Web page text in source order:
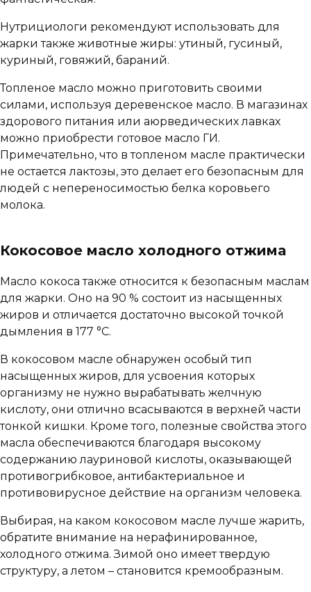
Нутрициологи рекомендуют использовать для
жарки также животные жиры: утиный, гусиный,
куриный, говяжий, бараний.
Топленое масло можно приготовить своими
силами, используя деревенское масло. В магазинах
здорового питания или аюрведических лавках
можно приобрести готовое масло ГИ.
Примечательно, что в топленом масле практически
не остается лактозы, это делает его безопасным для
людей с непереносимостью белка коровьего
молока.
Кокосовое масло холодного отжима
Масло кокоса также относится к безопасным маслам
для жарки. Оно на 90 % состоит из насыщенных
жиров и отличается достаточно высокой точкой
дымления в 177 °C.
В кокосовом масле обнаружен особый тип
насыщенных жиров, для усвоения которых
организму не нужно вырабатывать желчную
кислоту, они отлично всасываются в верхней части
тонкой кишки. Кроме того, полезные свойства этого
масла обеспечиваются благодаря высокому
содержанию лауриновой кислоты, оказывающей
противогрибковое, антибактериальное и
противовирусное действие на организм человека.
Выбирая, на каком кокосовом масле лучше жарить,
обратите внимание на нерафинированное,
холодного отжима. Зимой оно имеет твердую
структуру, а летом – становится кремообразным.